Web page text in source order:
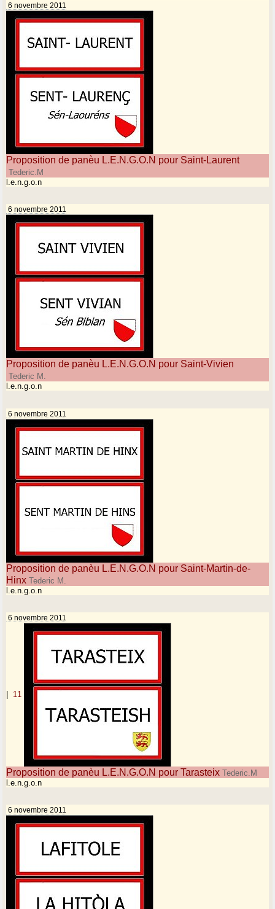
6 novembre 2011
Proposition de panèu L.E.N.G.O.N pour Saint-Laurent
Tederic.M
l.e.n.g.o.n
6 novembre 2011
Proposition de panèu L.E.N.G.O.N pour Saint-Vivien
Tederic M.
l.e.n.g.o.n
6 novembre 2011
Proposition de panèu L.E.N.G.O.N pour Saint-Martin-de-
Hinx Tederic M.
l.e.n.g.o.n
6 novembre 2011
| 11
Proposition de panèu L.E.N.G.O.N pour Tarasteix Tederic.M
l.e.n.g.o.n
6 novembre 2011